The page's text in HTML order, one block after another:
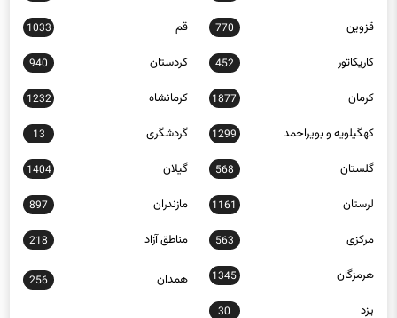
فارس 1244 فرهنگ و هنر 23256
قزوین 770 قم 1033
کاریکاتور 452 کردستان 940
کرمان 1877 کرمانشاه 1232
کهگیلویه و بویراحمد 1299 گردشگری 13
گلستان 568 گیلان 1404
لرستان 1161 مازندران 897
مرکزی 563
218
1345